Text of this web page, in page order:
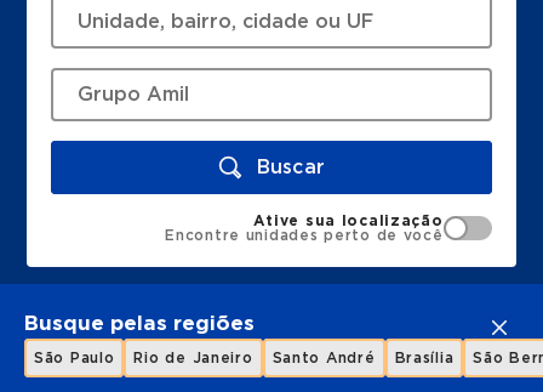
Buscar
Ative sua localização
Encontre unidades perto de você
Busque pelas regiões
São Paulo Rio de Janeiro Santo André Brasília São